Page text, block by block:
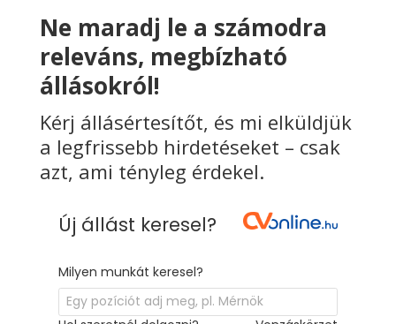
Ne maradj le a számodra
releváns, megbízható
állásokról!
Kérj állásértesítőt, és mi elküldjük
a legfrissebb hirdetéseket – csak
azt, ami tényleg érdekel.